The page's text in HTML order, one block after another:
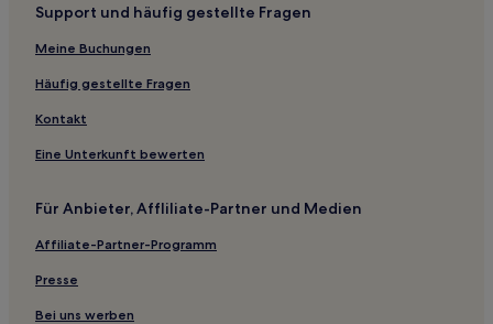
Support und häufig gestellte Fragen
Meine Buchungen
Häufig gestellte Fragen
Kontakt
Eine Unterkunft bewerten
Für Anbieter, Affliliate-Partner und Medien
Affiliate-Partner-Programm
Presse
Bei uns werben